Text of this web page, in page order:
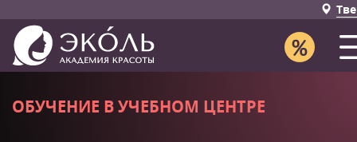
ОБУЧЕНИЕ В УЧЕБНОМ ЦЕНТРЕ